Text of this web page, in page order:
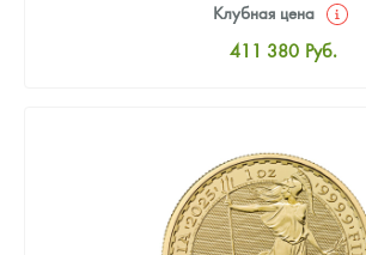
Клубная цена
411 380 Руб.
379 185 Руб.